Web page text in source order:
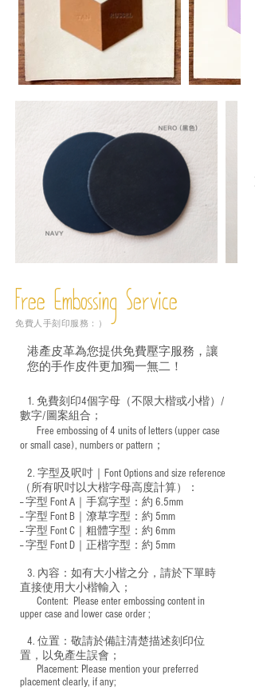
Free Embossing Service
免費人手刻印服務：）
港產皮革為您提供免費壓字服務，讓
您的手作皮件更加獨一無二！
1. 免費刻印4個字母（不限大楷或小楷）/
數字/圖案組合；
Free embossing of 4 units of letters (upper case
or small case), numbers or pattern；
2. 字型及呎吋｜ Font Options and size reference
（所有呎吋以大楷字母高度計算）：
-- 字型 Font A｜手寫字型：約 6.5mm
-- 字型 Font B｜潦草字型： 約 5mm
-- 字型 Font C｜粗體字型：約 6mm
-- 字型 Font D｜正楷字型： 約 5mm
3. 內容：如有大小楷之分，請於下單時
直接使用大小楷輸入；
​ Content: Please enter embossing content in
upper case and lower case order ;
4. 位置：敬請於備註清楚描述刻印位
置，以免產生誤會；
​ Placement: Please mention your preferred
placement clearly, if any;